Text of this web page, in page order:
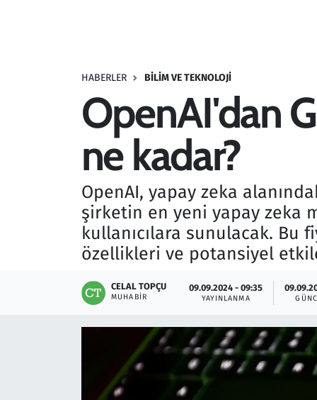
HABERLER BILIM VE TEKNOLOJI
OpenAI'dan
ne kadar?
OpenAI, yapay zeka
şirketin en yeni yapay zeka
kullanıcılara sunulacak. Bu
özellikleri ve potansiyel
CELAL TOPÇU
MUHABIR
09.09.2024 - 09:35
YAYINLANMA
Savunma Sanayi
Teknoloji ve Bilim
Televizyon